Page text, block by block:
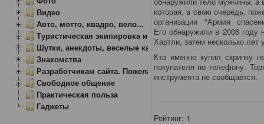
которая, в свою очередь,
организации "Армия
Его обнаружили в 2006 году
Хартли, затем несколько лет
Кто именно купил скрипку
покупателя по телефону.
инструмента не сообщается.
Рейтинг: 1
Видео
Авто, мотто, квадро, вело...
Туристическая экипировка и снаряжение
Шутки, анекдоты, веселые картинки
Знакомства
Разработчикам сайта. Пожелания, замечания.
Свободное общение
Практическая польза
Гаджеты